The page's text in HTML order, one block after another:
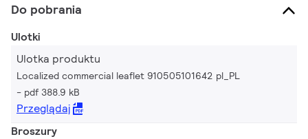
Do pobrania
Ulotki
Ulotka produktu
Localized commercial leaflet 910505101642 pl_PL
pdf 388.9 kB
Przeglądaj
Broszury